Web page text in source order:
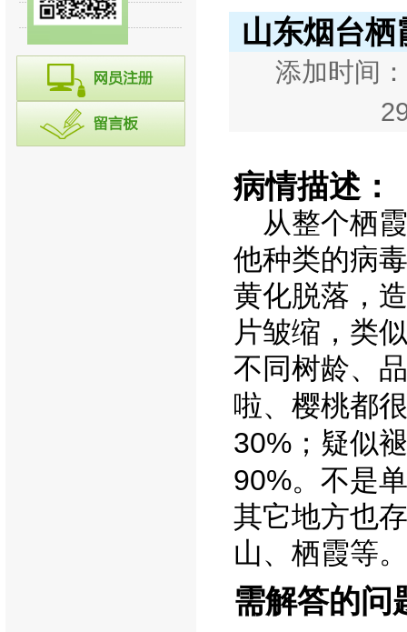
往期回顾
山东烟台
添加时间
病情描述：
从整个栖霞
他种类的病
黄化脱落，
片皱缩，类
不同树龄、
啦、樱桃都
30%；疑似
90%。不是
其它地方也
山、栖霞等。
需解答的问